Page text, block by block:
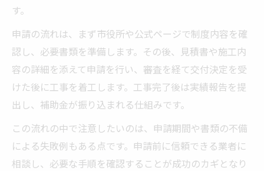
す。
申請の流れは、まず市役所や公式ページで制度内容を確
認し、必要書類を準備します。その後、見積書や施工内
容の詳細を添えて申請を行い、審査を経て交付決定を受
けた後に工事を着工します。工事完了後は実績報告を提
出し、補助金が振り込まれる仕組みです。
この流れの中で注意したいのは、申請期間や書類の不備
による失敗例もある点です。申請前に信頼できる業者に
相談し、必要な手順を確認することが成功のカギとなり